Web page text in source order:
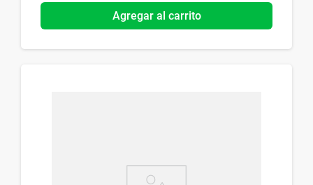
Agregar al carrito